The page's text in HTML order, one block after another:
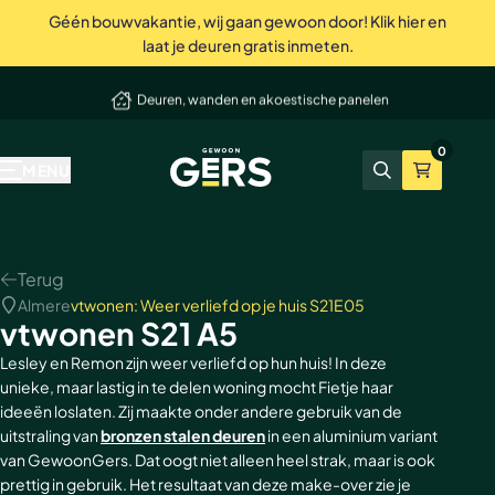
Géén bouwvakantie, wij gaan gewoon door! Klik hier en
laat je deuren gratis inmeten.
Perfecte service tot in de puntjes
Deuren, wanden en akoestische panelen
Niet tevreden? Geld terug
GewoonGers
Zoeken
0
Onze producten
Alle producten
Taatsdeuren
Schuifdeuren
Deur- wand combinaties
Wanden
Inspiratie & advies
Binnenkijken
Advies video's
Stalen deuren
Stalen opdekdeuren
Stalen taatsdeuren
Bekend van tv
vtwonen
Wij zijn Gers
Waarom GewoonGers
Wij zijn GewoonGers
Team
Vacatures
Contact
Neem contact op
Afspraak aan huis
Offerte aanvragen
Showrooms
Showrooms
Showroom & fabriek Vlaardingen
Terug
Almerevtwonen: Weer verliefd op je huis S21E05
vtwonen S21 A5
Lesley en Remon zijn weer verliefd op hun huis! In deze
unieke, maar lastig in te delen woning mocht Fietje haar
ideeën loslaten. Zij maakte onder andere gebruik van de
uitstraling vanbronzen stalen deurenin een aluminium variant
van GewoonGers. Dat oogt niet alleen heel strak, maar is ook
prettig in gebruik. Het resultaat van deze make-over zie je